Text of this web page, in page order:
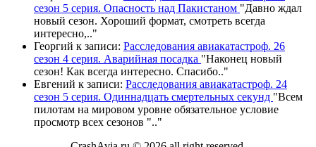
сезон 5 серия. Опасность над Пакистаном "Давно ждал
новый сезон. Хороший формат, смотреть всегда
интересно,.."
Георгий к записи: Расследования авиакатастроф. 26
сезон 4 серия. Аварийная посадка "Наконец новый
сезон! Как всегда интересно. Спасибо.."
Евгений к записи: Расследования авиакатастроф. 24
сезон 5 серия. Одиннадцать смертельных секунд "Всем
пилотам на мировом уровне обязательное условие
просмотр всех сезонов ".."